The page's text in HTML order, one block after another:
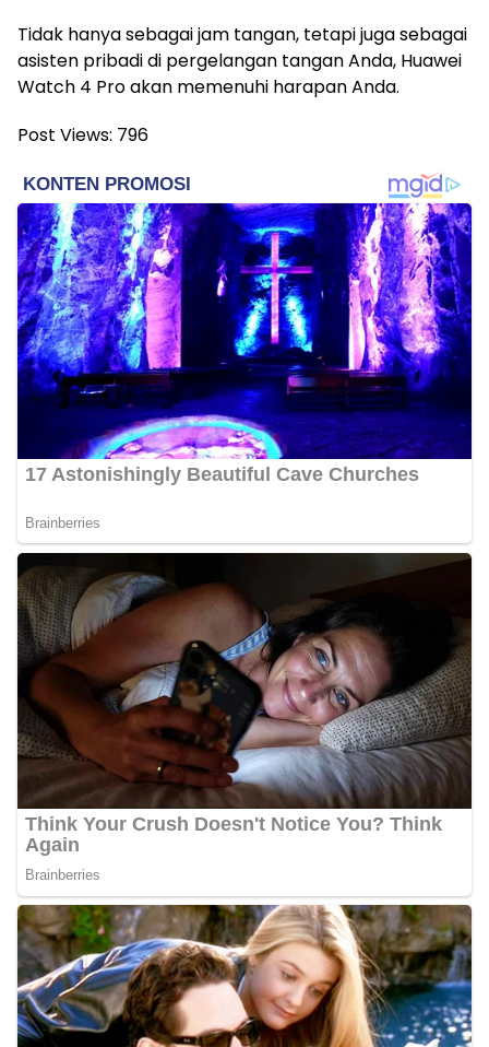
Tidak hanya sebagai jam tangan, tetapi juga sebagai
asisten pribadi di pergelangan tangan Anda, Huawei
Watch 4 Pro akan memenuhi harapan Anda.
Post Views: 796